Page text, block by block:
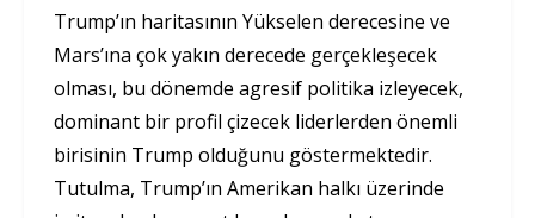
Trump’ın haritasının Yükselen derecesine ve
Mars’ına çok yakın derecede gerçekleşecek
olması, bu dönemde agresif politika izleyecek,
dominant bir profil çizecek liderlerden önemli
birisinin Trump olduğunu göstermektedir.
Tutulma, Trump’ın Amerikan halkı üzerinde